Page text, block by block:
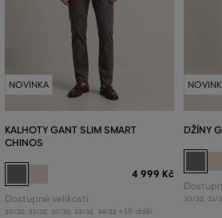
NOVINKA
KALHOTY GANT SLIM SMART
CHINOS
4 999 Kč
Dostupné velikosti:
30/32 31/32 32/32 33/32 34/32 +18 další
DŽÍNY
30/32 31/